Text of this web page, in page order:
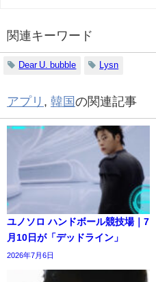
関連キーワード
Dear U. bubble Lysn
アプリ , 韓国の関連記事
ユノソロ ハンドボール競技場｜7
月10日が「デッドライン」
2026年7月6日